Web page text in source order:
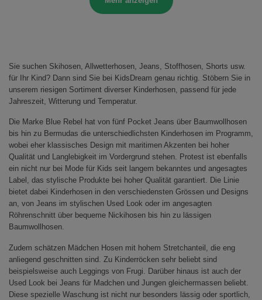
Sie suchen Skihosen, Allwetterhosen, Jeans, Stoffhosen, Shorts usw.
für Ihr Kind? Dann sind Sie bei KidsDream genau richtig. Stöbern Sie in
unserem riesigen Sortiment diverser Kinderhosen, passend für jede
Jahreszeit, Witterung und Temperatur.
Die Marke Blue Rebel hat von fünf Pocket Jeans über Baumwollhosen
bis hin zu Bermudas die unterschiedlichsten Kinderhosen im Programm,
wobei eher klassisches Design mit maritimen Akzenten bei hoher
Qualität und Langlebigkeit im Vordergrund stehen. Protest ist ebenfalls
ein nicht nur bei Mode für Kids seit langem bekanntes und angesagtes
Label, das stylische Produkte bei hoher Qualität garantiert. Die Linie
bietet dabei Kinderhosen in den verschiedensten Grössen und Designs
an, von Jeans im stylischen Used Look oder im angesagten
Röhrenschnitt über bequeme Nickihosen bis hin zu lässigen
Baumwollhosen.
Zudem schätzen Mädchen Hosen mit hohem Stretchanteil, die eng
anliegend geschnitten sind. Zu Kinderröcken sehr beliebt sind
beispielsweise auch Leggings von Frugi. Darüber hinaus ist auch der
Used Look bei Jeans für Madchen und Jungen gleichermassen beliebt.
Diese spezielle Waschung ist nicht nur besonders lässig oder sportlich,